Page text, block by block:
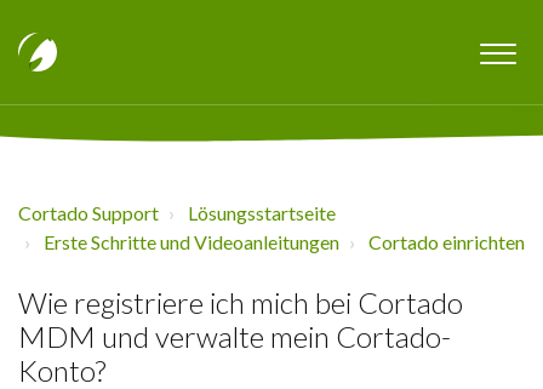
Cortado Support
Lösungsstartseite
Erste Schritte und Videoanleitungen
Cortado einrichten
Wie registriere ich mich bei Cortado
MDM und verwalte mein Cortado-
Konto?